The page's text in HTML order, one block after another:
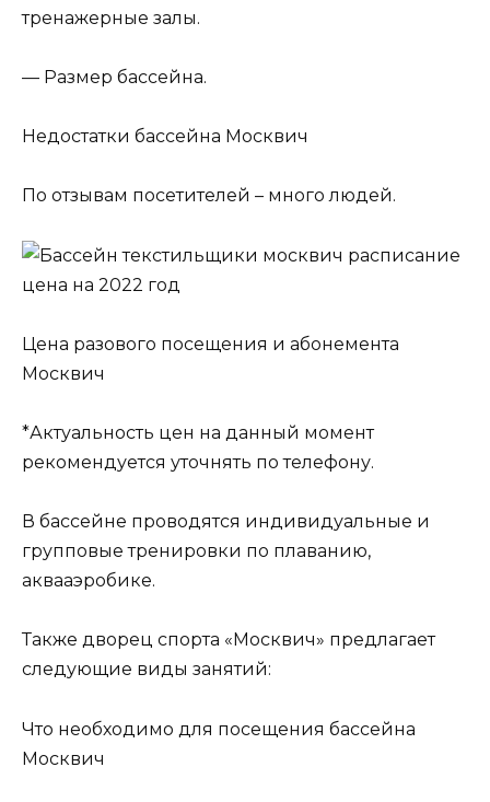
тренажерные залы.
— Размер бассейна.
Недостатки бассейна Москвич
По отзывам посетителей – много людей.
Цена разового посещения и абонемента
Москвич
*Актуальность цен на данный момент
рекомендуется уточнять по телефону.
В бассейне проводятся индивидуальные и
групповые тренировки по плаванию,
аквааэробике.
Также дворец спорта «Москвич» предлагает
следующие виды занятий:
Что необходимо для посещения бассейна
Москвич